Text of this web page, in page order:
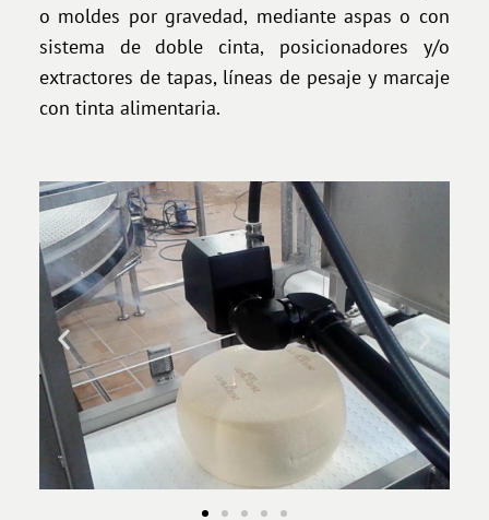
o moldes por gravedad, mediante aspas o con
sistema de doble cinta, posicionadores y/o
extractores de tapas, líneas de pesaje y marcaje
con tinta alimentaria.